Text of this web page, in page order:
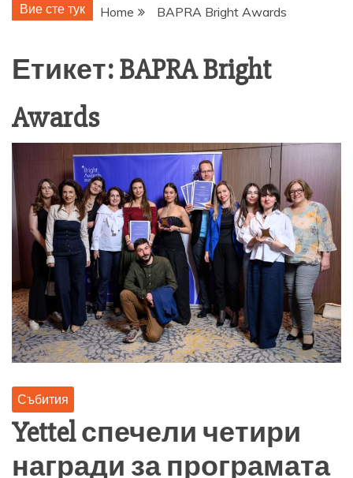
Вие сте тук Home BAPRA Bright Awards
Етикет:BAPRA Bright
Awards
Събития
Yettel спечели четири
награди за програмата